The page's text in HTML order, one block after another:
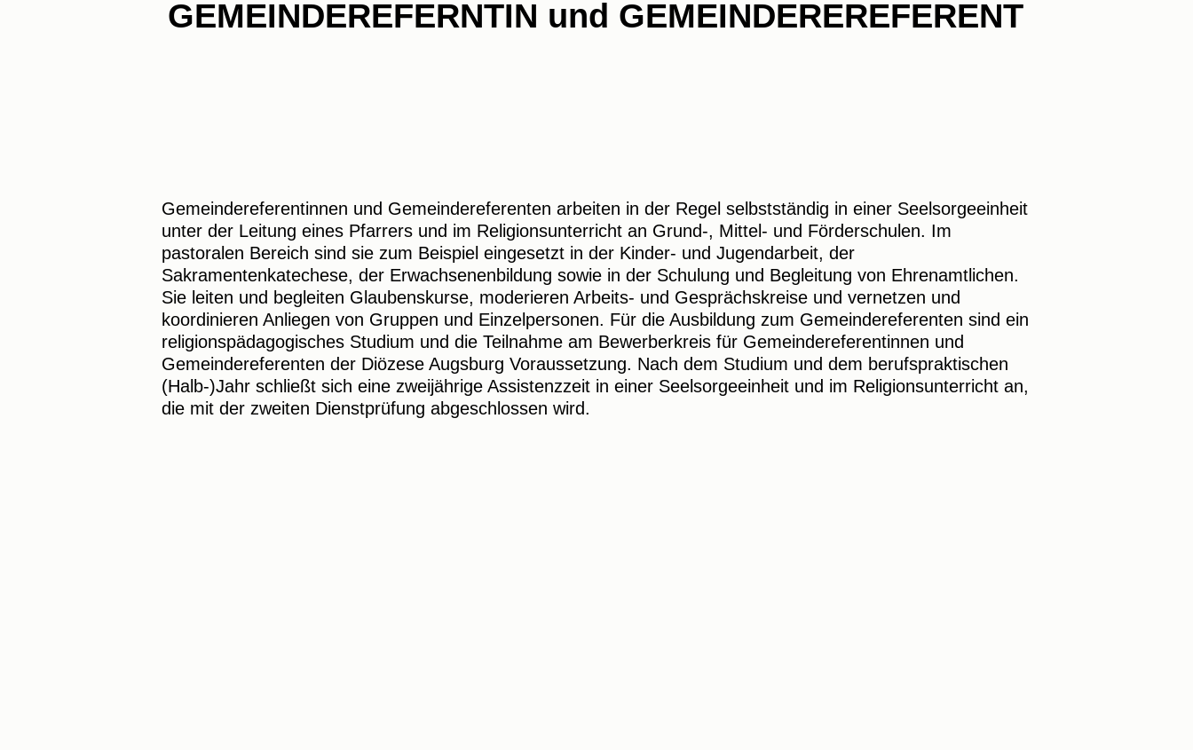
GEMEINDEREFERNTIN und GEMEINDEREREFERENT
Gemeindereferentinnen und Gemeindereferenten arbeiten in der Regel selbstständig in einer Seelsorgeeinheit
unter der Leitung eines Pfarrers und im Religionsunterricht an Grund-, Mittel- und Förderschulen. Im
pastoralen Bereich sind sie zum Beispiel eingesetzt in der Kinder- und Jugendarbeit, der
Sakramentenkatechese, der Erwachsenenbildung sowie in der Schulung und Begleitung von Ehrenamtlichen.
Sie leiten und begleiten Glaubenskurse, moderieren Arbeits- und Gesprächskreise und vernetzen und
koordinieren Anliegen von Gruppen und Einzelpersonen. Für die Ausbildung zum Gemeindereferenten sind ein
religionspädagogisches Studium und die Teilnahme am Bewerberkreis für Gemeindereferentinnen und
Gemeindereferenten der Diözese Augsburg Voraussetzung. Nach dem Studium und dem berufspraktischen
(Halb-)Jahr schließt sich eine zweijährige Assistenzzeit in einer Seelsorgeeinheit und im Religionsunterricht an,
die mit der zweiten Dienstprüfung abgeschlossen wird.